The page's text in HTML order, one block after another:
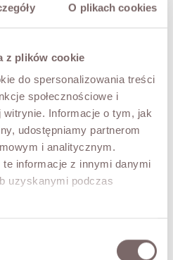
O plikach cookies
z plików cookie
do spersonalizowania treści
społecznościowe i
Informacje o tym, jak
udostępniamy partnerom
i analitycznym.
te informacje z innymi danymi
uzyskanymi podczas
WIRTUALNIE
trencz wykonany z wysokiej
łączy styl i
krój, posiada pasek,
talię. Efektowny, wysoko
nosić na dwa sposoby –
zapięty dla dodatkowej ochrony
płaszcz, który sprawdzi się